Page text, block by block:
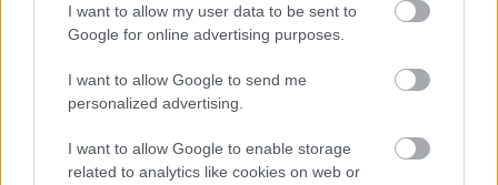
I want to allow my user data to be sent to
Google for online advertising purposes.
I want to allow Google to send me
personalized advertising.
I want to allow Google to enable storage
related to analytics like cookies on web or
Szerintük nem ért célt
az intézkedés, hiszen
nem mérséklődött az
kivezetését kéri a
kormánytól a Magyar